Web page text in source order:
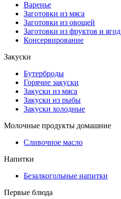
Варенье
Заготовки из мяса
Заготовки из овощей
Заготовки из фруктов и ягод
Консервирование
Закуски
Бутерброды
Горячие закуски
Закуски из мяса
Закуски из рыбы
Закуски холодные
Молочные продукты домашние
Сливочное масло
Напитки
Безалкогольные напитки
Первые блюда